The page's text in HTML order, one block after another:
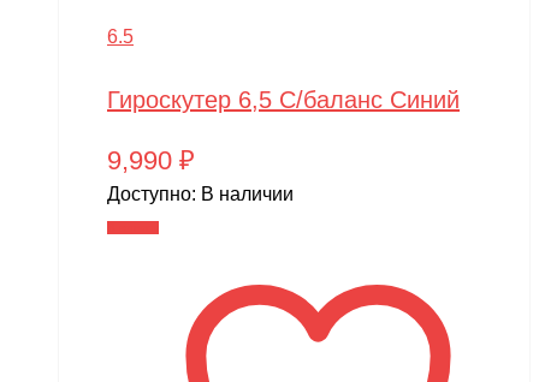
6.5
Гироскутер 6,5 С/баланс Синий
9,990 ₽
Доступно: В наличии